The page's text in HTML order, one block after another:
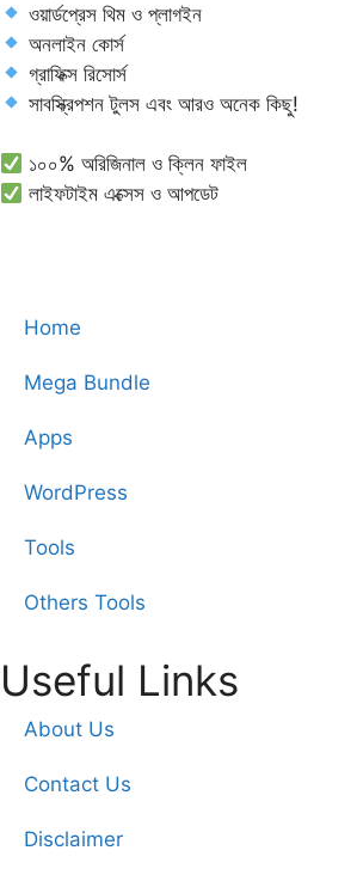
ওয়ার্ডপ্রেস থিম ও প্লাগইন
অনলাইন কোর্স
গ্রাফিক্স রিসোর্স
সাবস্ক্রিপশন টুলস এবং আরও অনেক কিছু!
১০০% অরিজিনাল ও ক্লিন ফাইল
লাইফটাইম এক্সেস ও আপডেট
Home
Mega Bundle
Apps
WordPress
Tools
Others Tools
Useful Links
About Us
Contact Us
Disclaimer